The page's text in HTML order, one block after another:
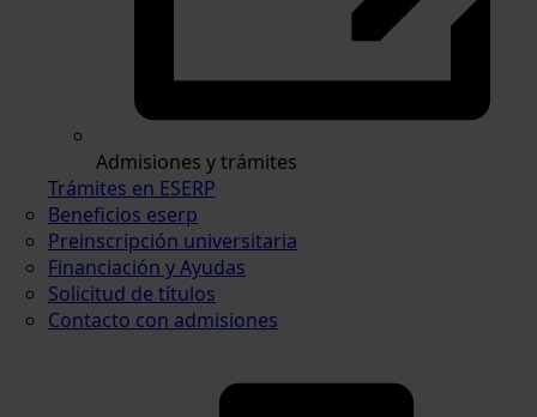
Admisiones y trámites
Trámites en ESERP
Beneficios eserp
Preinscripción universitaria
Financiación y Ayudas
Solicitud de títulos
Contacto con admisiones